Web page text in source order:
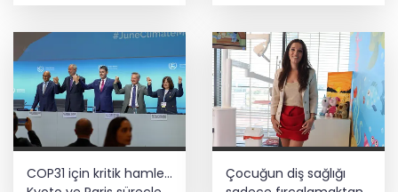
yönlendirdi
COP31 için kritik hamle...
Çocuğun diş sağlığı